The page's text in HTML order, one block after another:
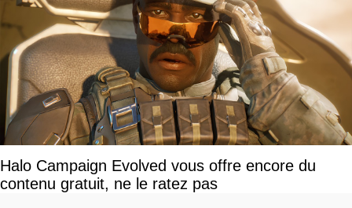
Halo Campaign Evolved vous offre encore du
contenu gratuit, ne le ratez pas